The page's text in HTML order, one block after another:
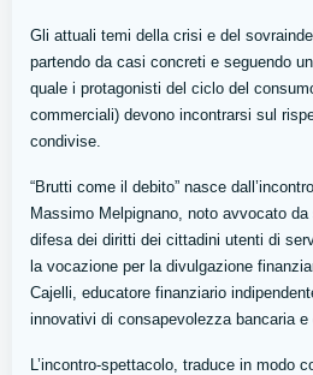
Gli attuali temi della crisi e del
partendo da casi concreti e seguendo
quale i protagonisti del ciclo del
commerciali) devono incontrarsi sul
condivise.
“Brutti come il debito” nasce
Massimo Melpignano, noto avvocato
difesa dei diritti dei cittadini utenti di
la vocazione per la divulgazione
Cajelli, educatore finanziario
innovativi di consapevolezza bancaria
L’incontro-spettacolo, traduce in modo